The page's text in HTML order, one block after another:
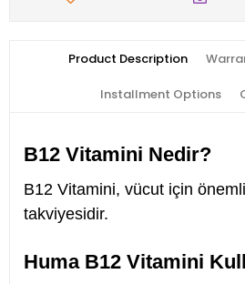
Product Description
Installment Options
B12 Vitamini Nedir?
B12 Vitamini, vücut için
takviyesidir.
Huma B12 Vitamini